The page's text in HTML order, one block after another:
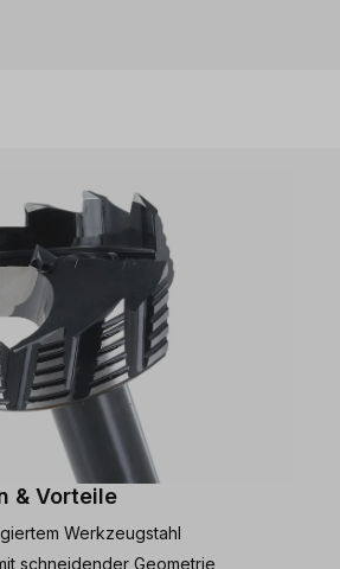
& Vorteile
Werkzeugstahl
schneidender Geometrie